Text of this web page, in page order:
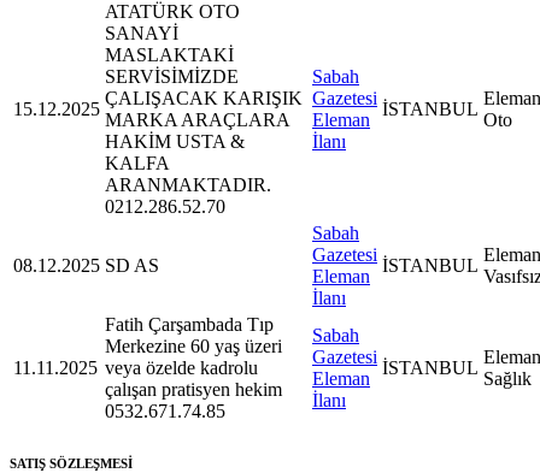
15.12.2025
ATATÜRK OTO
SANAYİ
MASLAKTAKİ
SERVİSİMİZDE
ÇALIŞACAK KARIŞIK
MARKA ARAÇLARA
HAKİM USTA &
KALFA
ARANMAKTADIR.
0212.286.52.70
Sabah
Gazetesi
Eleman
İlanı
İSTANBUL
Oto
08.12.2025 SD AS
Sabah
Gazetesi
Eleman
İlanı
İSTANBUL
11.11.2025
Fatih Çarşambada Tıp
Merkezine 60 yaş üzeri
veya özelde kadrolu
çalışan pratisyen hekim
0532.671.74.85
Sabah
Gazetesi
Eleman
İlanı
İSTANBUL
Sağlık
SATIŞ SÖZLEŞMESİ